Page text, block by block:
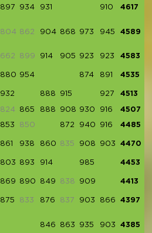
897 934 931 910 4617
804 862 904 868 973 945 4589
662 899 914 905 923 923 4583
880 954 874 891 4535
932 888 915 927 4513
824 865 888 908 930 916 4507
853 850 872 940 916 4485
861 938 860 835 908 903 4470
803 893 914 985 4453
869 890 849 838 909 4413
875 833 876 837 903 866 4397
846 863 935 903 4385